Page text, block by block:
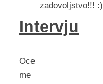
Intervju
Oce
me
zadovoljstvo!!! :)